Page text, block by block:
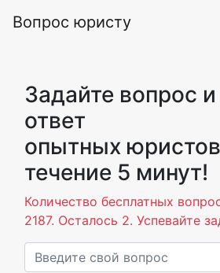
Вопрос юристу
Задайте вопрос
ответ
опытных
течение 5 минут!
Количество бесплатных
2187. Осталось 2. Успевайте